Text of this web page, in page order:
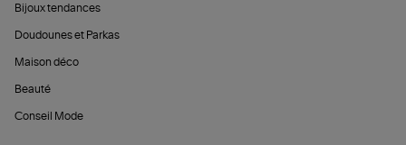
Bijoux tendances
Doudounes et Parkas
Maison déco
Beauté
Conseil Mode